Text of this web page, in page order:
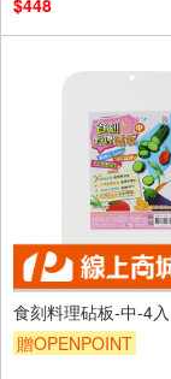
$448
食刻料理砧板-中-4入
贈OPENPOINT